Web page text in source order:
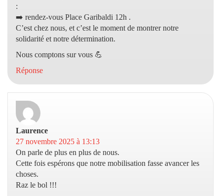
:
➡️ rendez-vous Place Garibaldi 12h .
C’est chez nous, et c’est le moment de montrer notre
solidarité et notre détermination.
Nous comptons sur vous 💪
Réponse
Laurence
27 novembre 2025 à 13:13
On parle de plus en plus de nous.
Cette fois espérons que notre mobilisation fasse avancer les
choses.
Raz le bol !!!